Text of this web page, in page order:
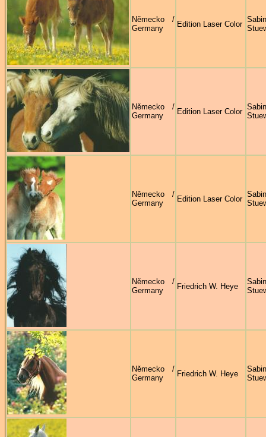
Německo /
Germany
Edition Laser Color
Německo /
Germany
Edition Laser Color
Německo /
Germany
Edition Laser Color
Německo /
Germany
Friedrich W. Heye
Německo /
Germany
Friedrich W. Heye